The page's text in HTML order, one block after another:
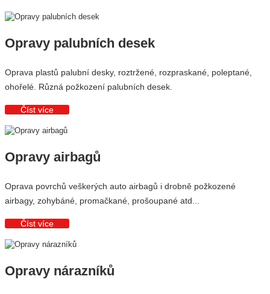
Opravy palubních desek
Oprava plastů palubní desky, roztržené, rozpraskané, poleptané,
ohořelé. Různá požkození palubních desek.
Číst více
Opravy airbagů
Oprava povrchů veškerých auto airbagů i drobně požkozené
airbagy, zohybáné, promačkané, prošoupané atd...
Číst více
Opravy nárazníků